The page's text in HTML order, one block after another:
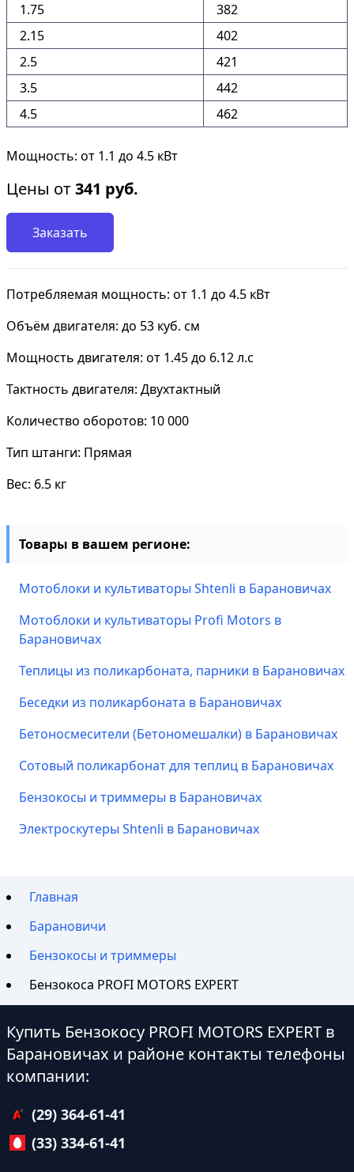
1.75
382
2.15
402
2.5
421
3.5
442
4.5
462
Мощность: от 1.1 до 4.5 кВт
Цены от341 руб.
Заказать
Потребляемая мощность: от 1.1 до 4.5 кВт
Объём двигателя: до 53 куб. см
Мощность двигателя: от 1.45 до 6.12 л.с
Тактность двигателя: Двухтактный
Количество оборотов: 10 000
Тип штанги: Прямая
Вес: 6.5 кг
Товары в вашем регионе:
Мотоблоки и культиваторы Shtenli в Барановичах
Мотоблоки и культиваторы Profi Motors в
Барановичах
Теплицы из поликарбоната, парники в Барановичах
Беседки из поликарбоната в Барановичах
Бетоносмесители (Бетономешалки) в Барановичах
Сотовый поликарбонат для теплиц в Барановичах
Бензокосы и триммеры в Барановичах
Электроскутеры Shtenli в Барановичах
Главная
Барановичи
Бензокосы и триммеры
Бензокоса PROFI MOTORS EXPERT
Купить Бензокосу PROFI MOTORS EXPERT в
Барановичах и районе контакты телефоны
компании:
(29) 364-61-41
(33) 334-61-41